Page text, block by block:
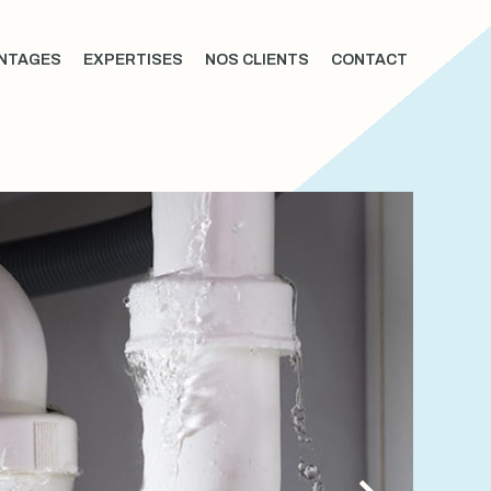
EXPERTISES NOS CLIENTS CONTACT